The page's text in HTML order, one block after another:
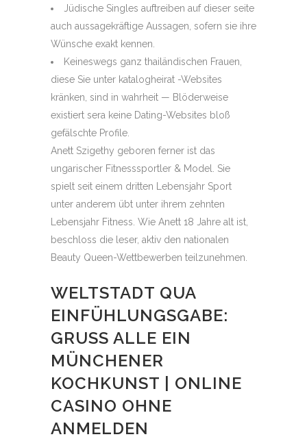
Jüdische Singles auftreiben auf dieser seite
auch aussagekräftige Aussagen, sofern sie ihre
Wünsche exakt kennen.
Keineswegs ganz thailändischen Frauen,
diese Sie unter katalogheirat -Websites
kränken, sind in wahrheit — Blöderweise
existiert sera keine Dating-Websites bloß
gefälschte Profile.
Anett Szigethy geboren ferner ist das
ungarischer Fitnesssportler & Model. Sie
spielt seit einem dritten Lebensjahr Sport
unter anderem übt unter ihrem zehnten
Lebensjahr Fitness. Wie Anett 18 Jahre alt ist,
beschloss die leser, aktiv den nationalen
Beauty Queen-Wettbewerben teilzunehmen.
WELTSTADT QUA
EINFÜHLUNGSGABE:
GRUSS ALLE EIN M
ÜNCHENER K
OCHKUNST | ONLINE C
ASINO OHNE A
NMELDEN